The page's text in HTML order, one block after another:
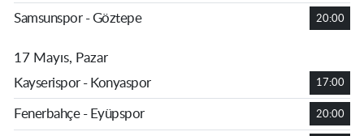
Samsunspor - Göztepe 20:00
17 Mayıs, Pazar
Kayserispor - Konyaspor
17:00
Fenerbahçe - Eyüpspor 20:00